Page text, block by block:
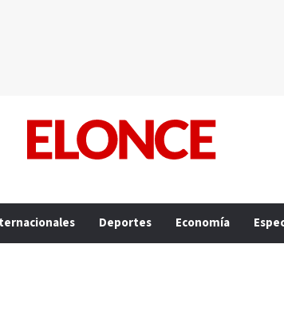
Deportes Economía